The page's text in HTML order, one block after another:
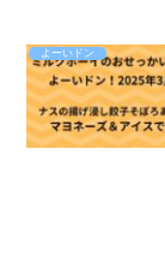
よーいドン